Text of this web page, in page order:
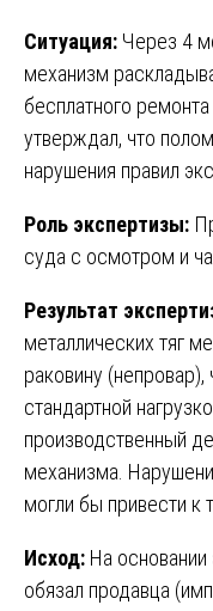
Ситуация: Через 4
механизм
бесплатного
утверждал, что
нарушения правил
Роль экспертизы:
суда с осмотром и
Результат
металлических тяг
раковину
стандартной
производственный
механизма.
могли бы привести к
Исход: На
обязал продавца